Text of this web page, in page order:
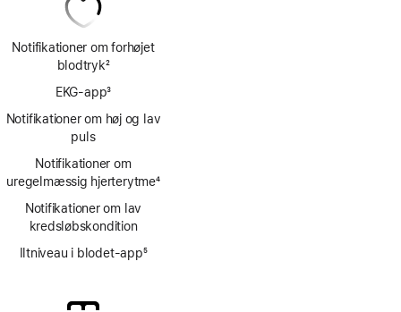
Notifikationer om forhøjet
blodtryk2
EKG-app3
Notifikationer om høj og lav
puls
Notifikationer om
uregelmæssig hjerterytme4
Notifikationer om lav
kredsløbskondition
Iltniveau i blodet-app5